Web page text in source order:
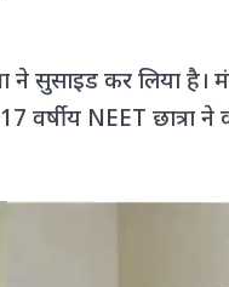
ने सुसाइड कर लिया है।
वर्षीय NEET छात्रा ने